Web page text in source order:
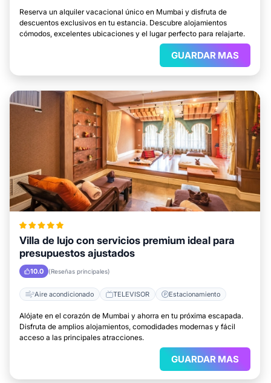
Reserva un alquiler vacacional único en Mumbai y disfruta de
descuentos exclusivos en tu estancia. Descubre alojamientos
cómodos, excelentes ubicaciones y el lugar perfecto para relajarte.
GUARDAR MAS
Villa de lujo con servicios premium ideal para
presupuestos ajustados
10.0 (Reseñas principales)
Aire acondicionado TELEVISOR Estacionamiento
Alójate en el corazón de Mumbai y ahorra en tu próxima escapada.
Disfruta de amplios alojamientos, comodidades modernas y fácil
acceso a las principales atracciones.
GUARDAR MAS